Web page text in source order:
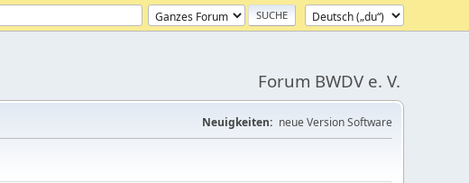
Forum BWDV e. V.
Neuigkeiten: neue Version Software